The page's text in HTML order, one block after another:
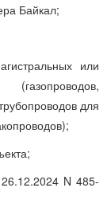
Байкал;
или
для
N 485-